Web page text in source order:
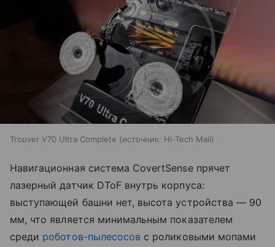
Trouver V70 Ultra Complete источник: Hi-Tech Mail
Навигационная система CovertSense прячет
лазерный датчик DToF внутрь корпуса:
выступающей башни нет, высота устройства — 90
мм, что является минимальным показателем
среди роботов-пылесосов с роликовыми мопами